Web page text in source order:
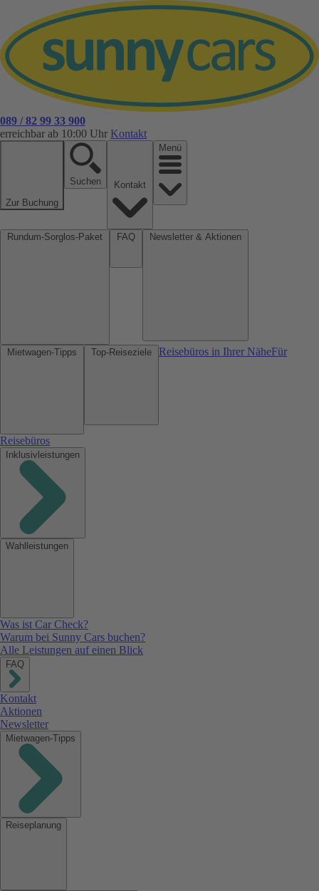
089 / 82 99 33 900
erreichbar ab 10:00 Uhr Kontakt
Zur Buchung
Suchen
Menü
Reisebüros in Ihrer NäheFür
Reisebüros
Inklusivleistungen
Wahlleistungen
Was ist Car Check?
Warum bei Sunny Cars buchen?
Alle Leistungen auf einen Blick
FAQ
Kontakt
Aktionen
Newsletter
Mietwagen-Tipps
Reiseplanung